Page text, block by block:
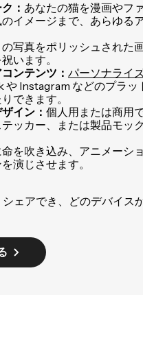
： あなたの猫を漫画やフ
イメージまで、あらゆる
写真をポリッシュされた
います。
ンテンツ： パーソナライ
や Instagram などのプラッ
できます。
イン： 個人用または商用
ッカー、または製品モッ
を吹き込み、アニメーシ
演じさせます。
ェアでき、どのデバイス